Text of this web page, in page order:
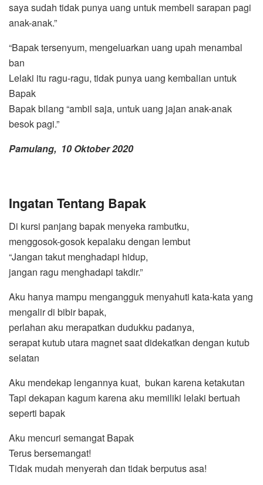
saya sudah tidak punya uang untuk membeli sarapan pagi
anak-anak.”
“Bapak tersenyum, mengeluarkan uang upah menambal
ban
Lelaki itu ragu-ragu, tidak punya uang kembalian untuk
Bapak
Bapak bilang “ambil saja, untuk uang jajan anak-anak
besok pagi.”
Pamulang, 10 Oktober 2020
Ingatan Tentang Bapak
Di kursi panjang bapak menyeka rambutku,
menggosok-gosok kepalaku dengan lembut
“Jangan takut menghadapi hidup,
jangan ragu menghadapi takdir.”
Aku hanya mampu mengangguk menyahuti kata-kata yang
mengalir di bibir bapak,
perlahan aku merapatkan dudukku padanya,
serapat kutub utara magnet saat didekatkan dengan kutub
selatan
Aku mendekap lengannya kuat, bukan karena ketakutan
Tapi dekapan kagum karena aku memiliki lelaki bertuah
seperti bapak
Aku mencuri semangat Bapak
Terus bersemangat!
Tidak mudah menyerah dan tidak berputus asa!